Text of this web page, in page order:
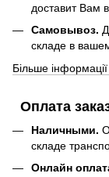
доставит Вам
Самовывоз.
складе в
Більше
Оплата
Наличными.
складе
Онлайн